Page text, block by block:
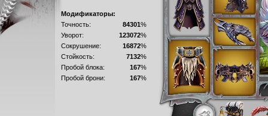
Модификаторы:
Точность:
84301%
Уворот:
123072%
Сокрушение:
16872%
Стойкость:
7132%
Пробой блока:
167%
Пробой брони:
167%